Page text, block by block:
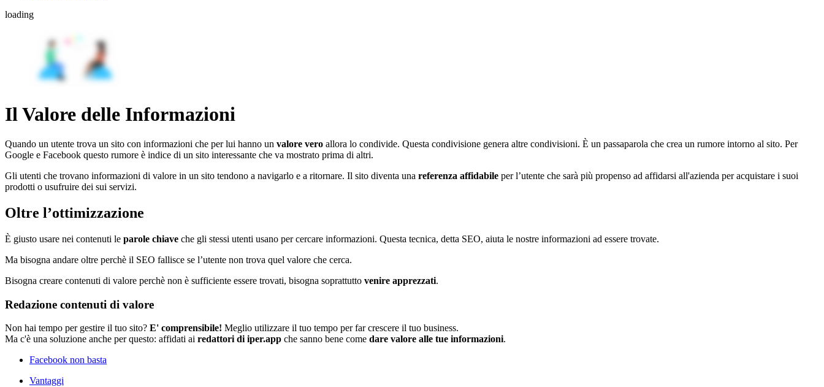
loading
Il Valore delle Informazioni
Quando un utente trova un sito con informazioni che per lui hanno un valore vero allora lo condivide. Questa condivisione genera altre condivisioni. È un passaparola che crea un rumore intorno al sito. Per
Google e Facebook questo rumore è indice di un sito interessante che va mostrato prima di altri.
Gli utenti che trovano informazioni di valore in un sito tendono a navigarlo e a ritornare. Il sito diventa una referenza affidabile per l’utente che sarà più propenso ad affidarsi all'azienda per acquistare i suoi
prodotti o usufruire dei sui servizi.
Oltre l’ottimizzazione
È giusto usare nei contenuti le parole chiave che gli stessi utenti usano per cercare informazioni. Questa tecnica, detta SEO, aiuta le nostre informazioni ad essere trovate.
Ma bisogna andare oltre perchè il SEO fallisce se l’utente non trova quel valore che cerca.
Bisogna creare contenuti di valore perchè non è sufficiente essere trovati, bisogna soprattutto venire apprezzati.
Redazione contenuti di valore
Non hai tempo per gestire il tuo sito? E' comprensibile! Meglio utilizzare il tuo tempo per far crescere il tuo business.
Ma c'è una soluzione anche per questo: affidati ai redattori di iper.app che sanno bene come dare valore alle tue informazioni.
Facebook non basta
Vantaggi